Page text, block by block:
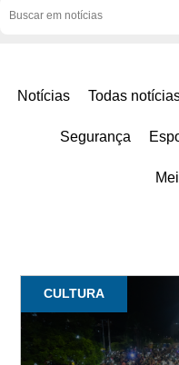
Notícias Todas
Segurança
CULTURA